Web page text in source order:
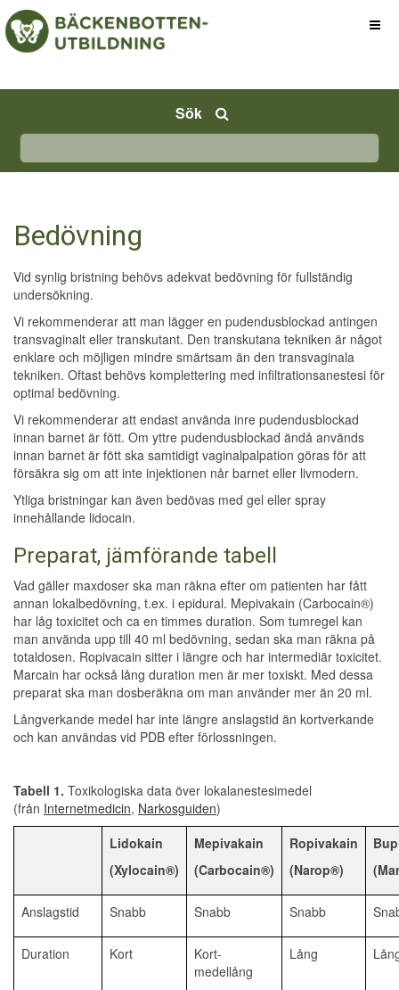
Sök
Bedövning
Vid synlig bristning behövs adekvat bedövning för fullständig
undersökning.
Vi rekommenderar att man lägger en pudendusblockad antingen
transvaginalt eller transkutant. Den transkutana tekniken är något
enklare och möjligen mindre smärtsam än den transvaginala
tekniken. Oftast behövs komplettering med infiltrationsanestesi för
optimal bedövning.
Vi rekommenderar att endast använda inre pudendusblockad
innan barnet är fött. Om yttre pudendusblockad ändå används
innan barnet är fött ska samtidigt vaginalpalpation göras för att
försäkra sig om att inte injektionen når barnet eller livmodern.
Ytliga bristningar kan även bedövas med gel eller spray
innehållande lidocain.
Preparat, jämförande tabell
Vad gäller maxdoser ska man räkna efter om patienten har fått
annan lokalbedövning, t.ex. i epidural. Mepivakain (Carbocain®)
har låg toxicitet och ca en timmes duration. Som tumregel kan
man använda upp till 40 ml bedövning, sedan ska man räkna på
totaldosen. Ropivacain sitter i längre och har intermediär toxicitet.
Marcain har också lång duration men är mer toxiskt. Med dessa
preparat ska man dosberäkna om man använder mer än 20 ml.
Långverkande medel har inte längre anslagstid än kortverkande
och kan användas vid PDB efter förlossningen.
Tabell 1. Toxikologiska data över lokalanestesimedel
(från Internetmedicin, Narkosguiden)
Lidokain
(Xylocain®)
Mepivakain
(Carbocain®)
Ropivakain
(Narop®)
Anslagstid Snabb Snabb Snabb
Duration Kort
Kort-
medellång
Lång